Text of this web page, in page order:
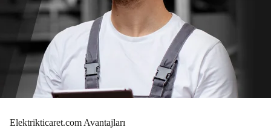
Elektrikticaret.com Avantajları